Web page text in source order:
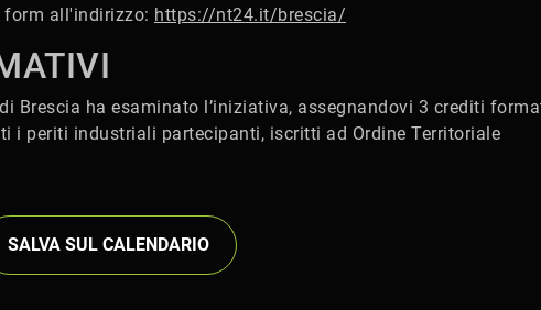
form all'indirizzo: https://nt24.it/brescia/
Brescia ha esaminato l’iniziativa, assegnandovi 3 crediti
i periti industriali partecipanti, iscritti ad Ordine Territoriale
SALVA SUL CALENDARIO